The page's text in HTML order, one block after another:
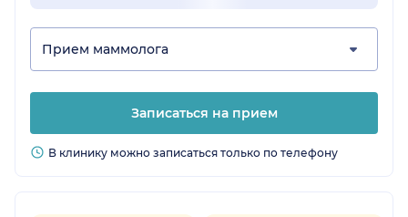
Прием маммолога
Записаться на прием
В клинику можно записаться только по телефону